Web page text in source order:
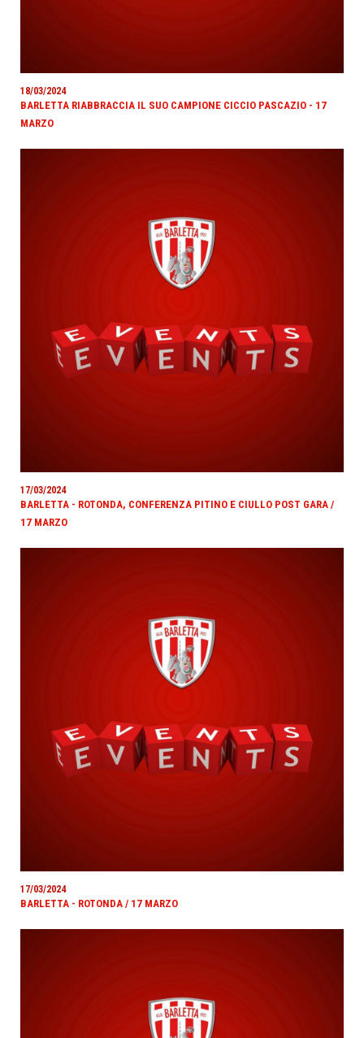
18/03/2024
BARLETTA RIABBRACCIA IL SUO CAMPIONE CICCIO PASCAZIO - 17
MARZO
17/03/2024
BARLETTA - ROTONDA, CONFERENZA PITINO E CIULLO POST GARA /
17 MARZO
17/03/2024
BARLETTA - ROTONDA / 17 MARZO